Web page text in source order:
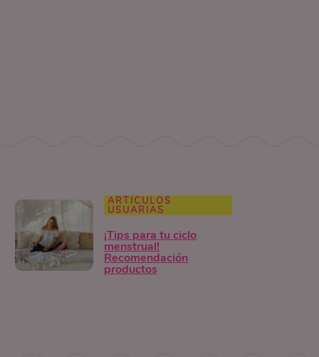
ARTÍCULOS
USUARIAS
¡Tips para tu ciclo
menstrual!
Recomendación
productos